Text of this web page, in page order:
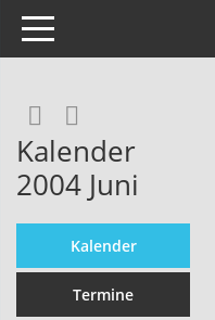
Toggle navigation
Kalender
2004 Juni
Kalender
Termine